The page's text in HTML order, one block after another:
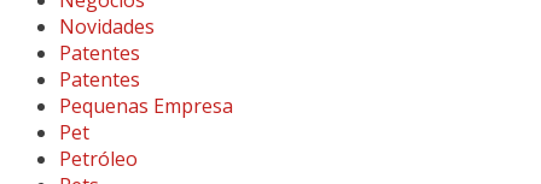
Novidades
Patentes
Patentes
Pequenas Empresa
Pet
Petróleo